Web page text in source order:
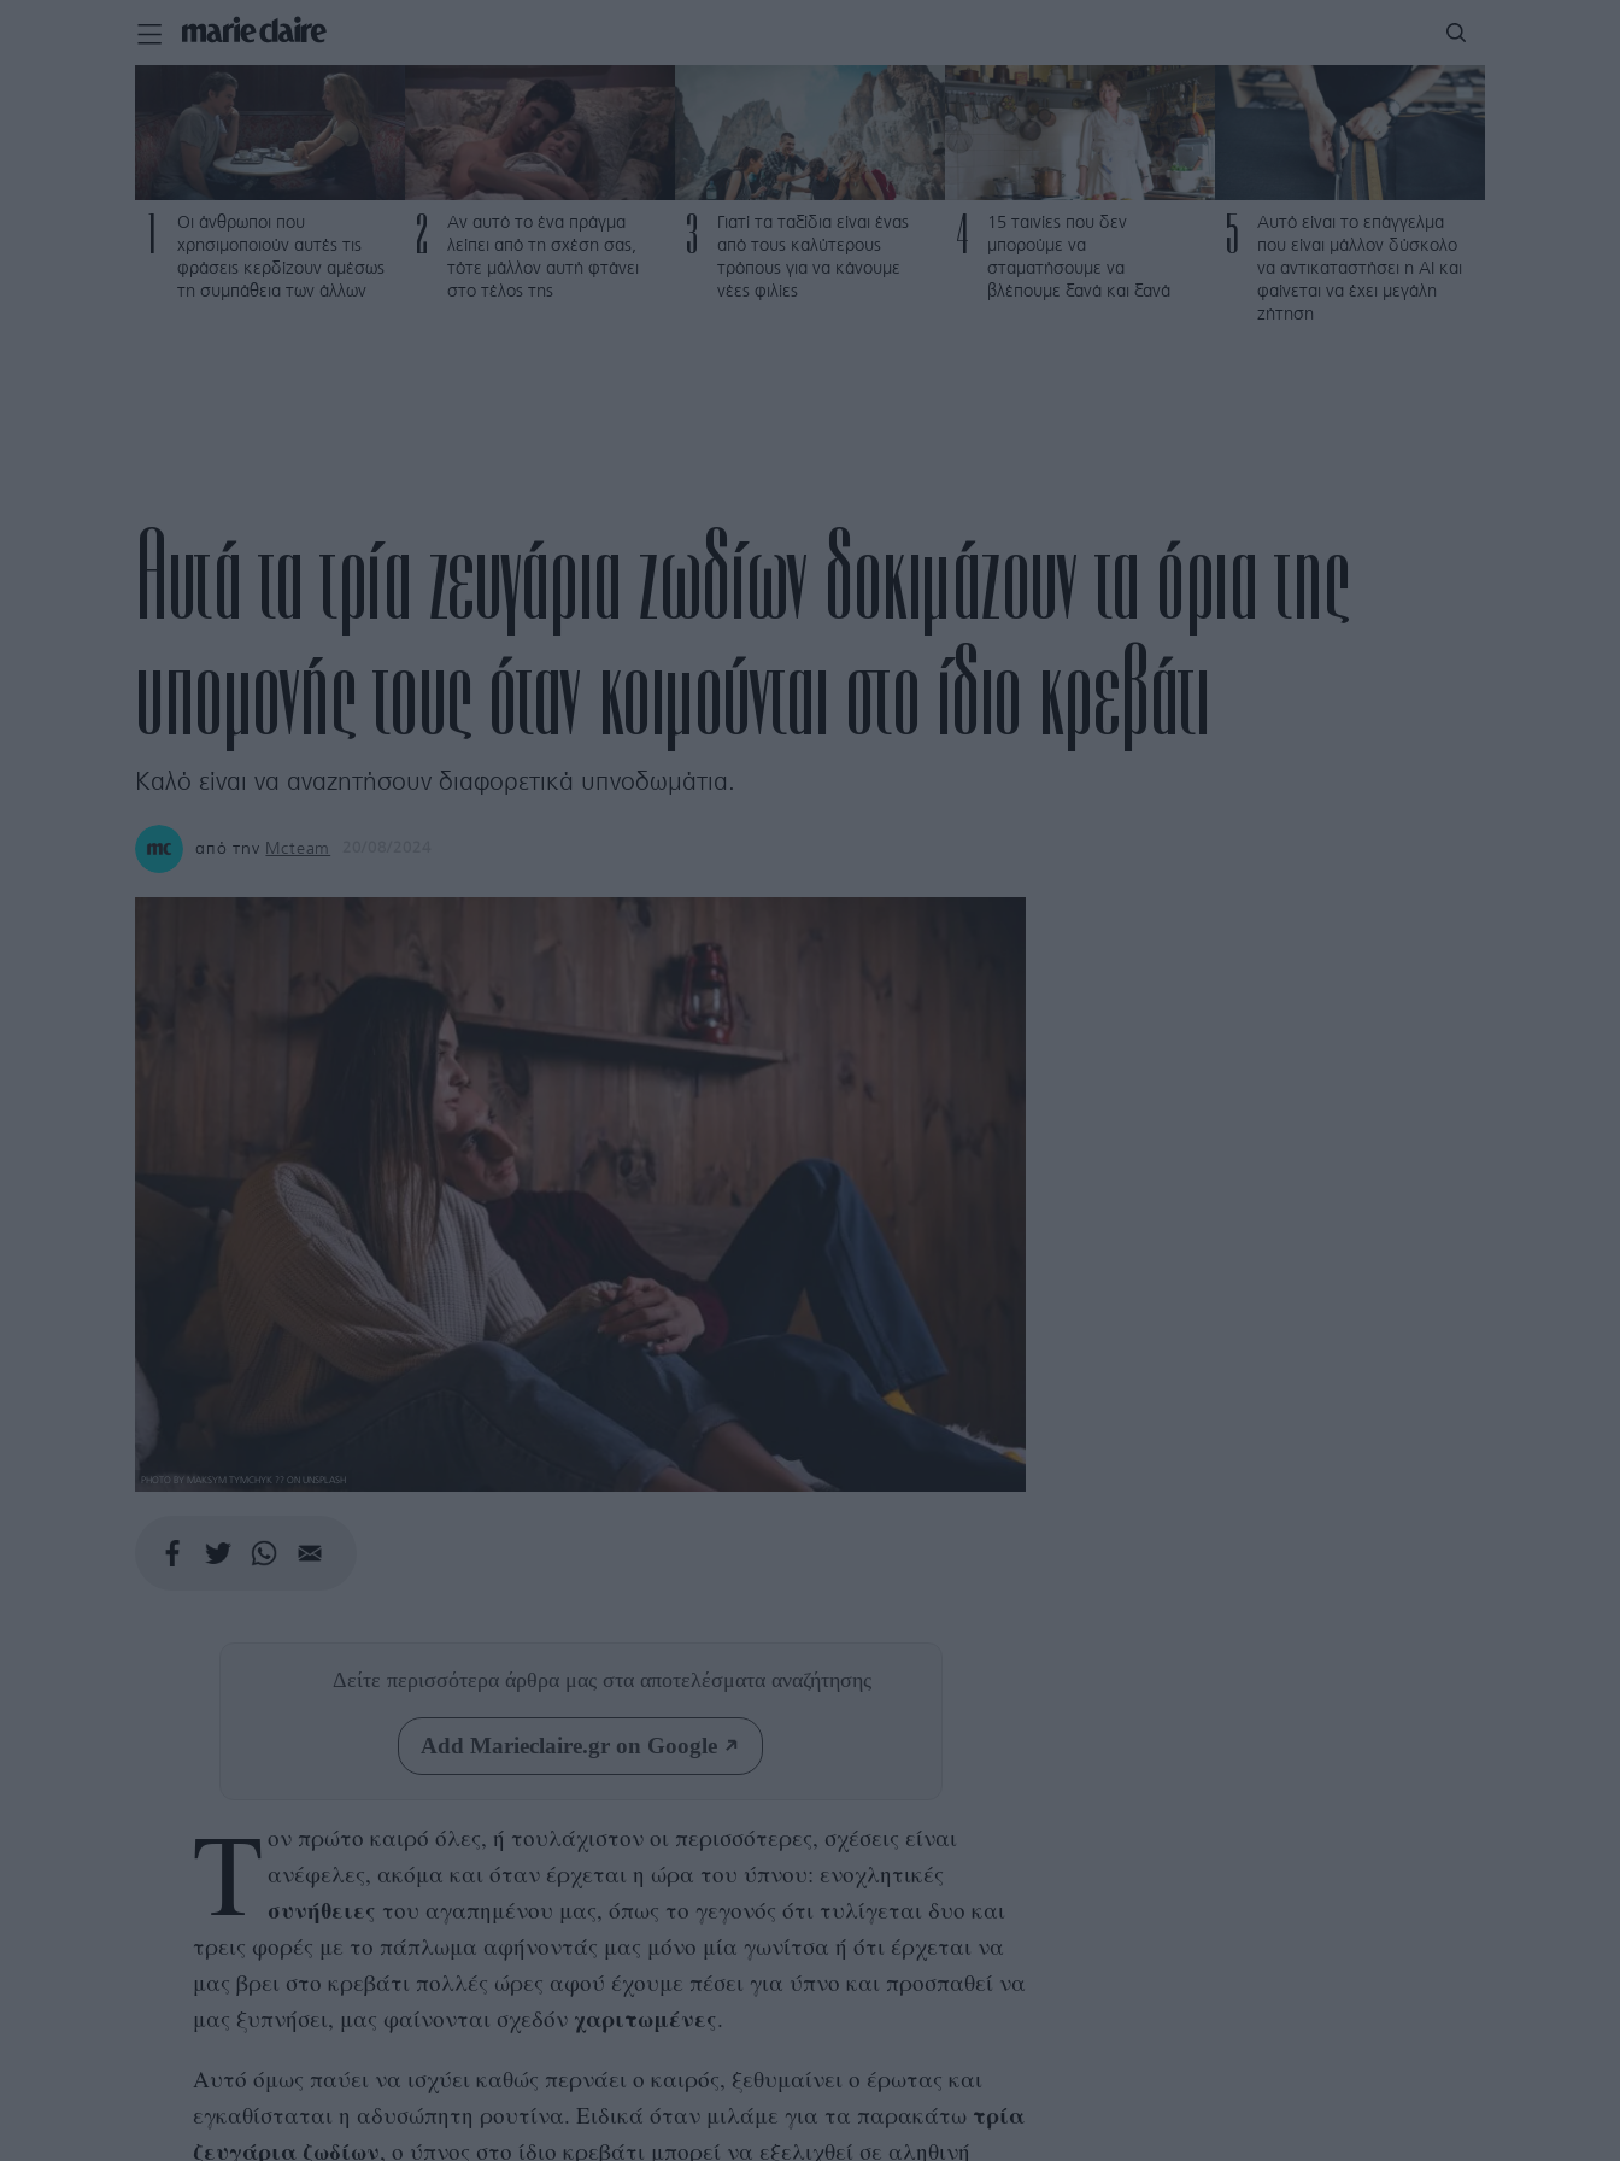
Οι άνθρωποι που
χρησιμοποιούν αυτές τις
φράσεις κερδίζουν αμέσως
τη συμπάθεια των άλλων
2
Αν αυτό το ένα πράγμα
λείπει από τη σχέση σας,
τότε μάλλον αυτή φτάνει
στο τέλος της
3
Γιατί τα ταξίδια είναι ένας
από τους καλύτερους
τρόπους για να κάνουμε
νέες φιλίες
4
15 ταινίες που δεν
μπορούμε να
σταματήσουμε να
βλέπουμε ξανά και ξανά
5
Αυτό είναι το επάγγελμα
που είναι μάλλον δύσκολο
να αντικαταστήσει η AI και
φαίνεται να έχει μεγάλη
ζήτηση
Αυτά τα τρία ζευγάρια ζωδίων δοκιμάζουν τα όρια της
υπομονής τους όταν κοιμούνται στο ίδιο κρεβάτι
Καλό είναι να αναζητήσουν διαφορετικά υπνοδωμάτια.
από την Mcteam
PHOTO BY MAKSYM TYMCHYK ?? ON UNSPLASH
Δείτε περισσότερα άρθρα μας στα αποτελέσματα αναζήτησης
Add Marieclaire.gr on Google
Τ ον πρώτο καιρό όλες, ή τουλάχιστον οι περισσότερες, σχέσεις είναι
ανέφελες, ακόμα και όταν έρχεται η ώρα του ύπνου: ενοχλητικές
συνήθειες του αγαπημένου μας, όπως το γεγονός ότι τυλίγεται δυο και
τρεις φορές με το πάπλωμα αφήνοντάς μας μόνο μία γωνίτσα ή ότι έρχεται να
μας βρει στο κρεβάτι πολλές ώρες αφού έχουμε πέσει για ύπνο και προσπαθεί να
μας ξυπνήσει, μας φαίνονται σχεδόν χαριτωμένες.
Αυτό όμως παύει να ισχύει καθώς περνάει ο καιρός, ξεθυμαίνει ο έρωτας και
εγκαθίσταται η αδυσώπητη ρουτίνα. Ειδικά όταν μιλάμε για τα παρακάτω τρία
ζευγάρια ζωδίων, ο ύπνος στο ίδιο κρεβάτι μπορεί να εξελιχθεί σε αληθινή